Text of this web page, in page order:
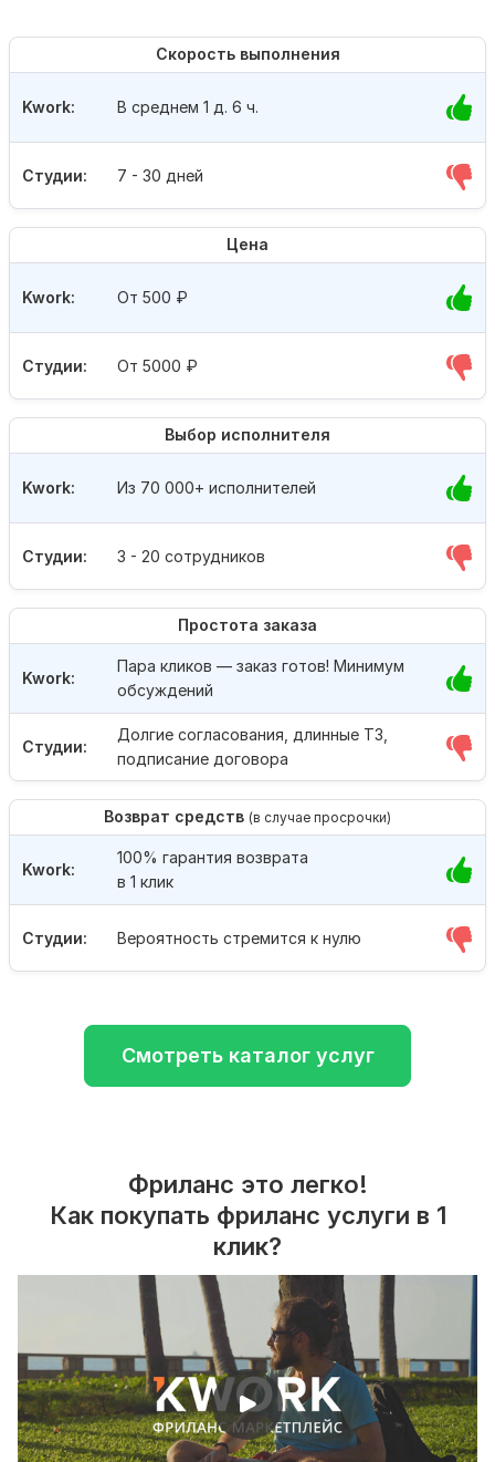
Скорость выполнения
Студии: 7 - 30 дней
Kwork: В среднем 1 д. 6 ч.
Цена
Студии: От 5000 ₽
Kwork: От 500 ₽
Выбор исполнителя
Студии: 3 - 20 сотрудников
Kwork: Из 70 000+ исполнителей
Простота заказа
Студии:
Долгие согласования, длинные ТЗ,
подписание договора
Kwork:
Пара кликов — заказ готов! Минимум
обсуждений
Возврат средств (в случае просрочки)
Студии: Вероятность стремится к нулю
Kwork:
100% гарантия возврата
в 1 клик
Смотреть каталог услуг
Фриланс это легко!
Как покупать фриланс услуги в 1
клик?